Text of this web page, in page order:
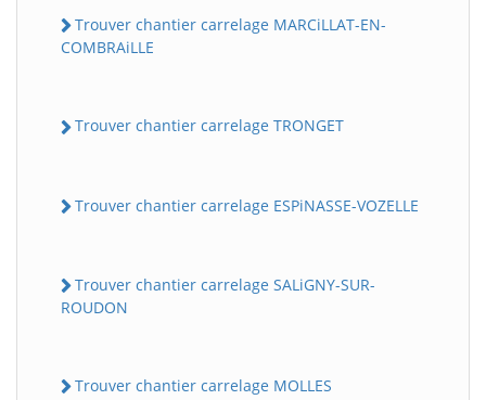
Trouver chantier carrelage MARCiLLAT-EN-
COMBRAiLLE
Trouver chantier carrelage TRONGET
Trouver chantier carrelage ESPiNASSE-VOZELLE
Trouver chantier carrelage SALiGNY-SUR-
ROUDON
Trouver chantier carrelage MOLLES